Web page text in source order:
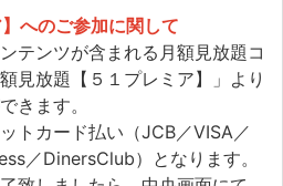
へのご参加に関して
テンツが含まれる月額見放題コ
見放題【５１プレミア】」より
きます。
トカード払い（JCB／VISA／
／DinersClub）となります。